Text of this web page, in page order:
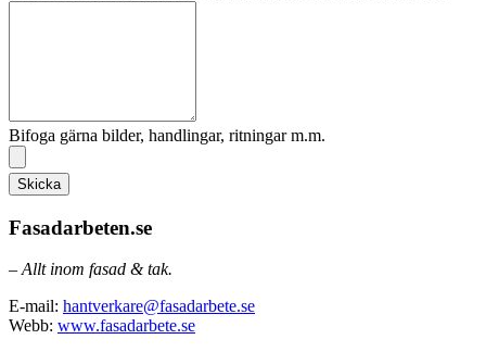
Bifoga gärna bilder, handlingar, ritningar m.m.
Skicka
Fasadarbeten.se
– Allt inom fasad & tak.
E-mail: hantverkare@fasadarbete.se
Webb: www.fasadarbete.se